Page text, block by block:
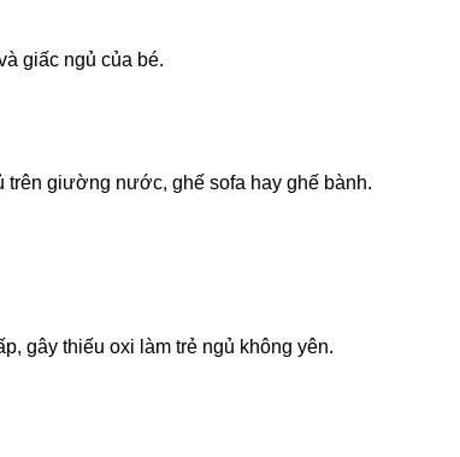
giấc ngủ của bé.
trên giường nước, ghế sofa hay ghế bành.
gây thiếu oxi làm trẻ ngủ không yên.